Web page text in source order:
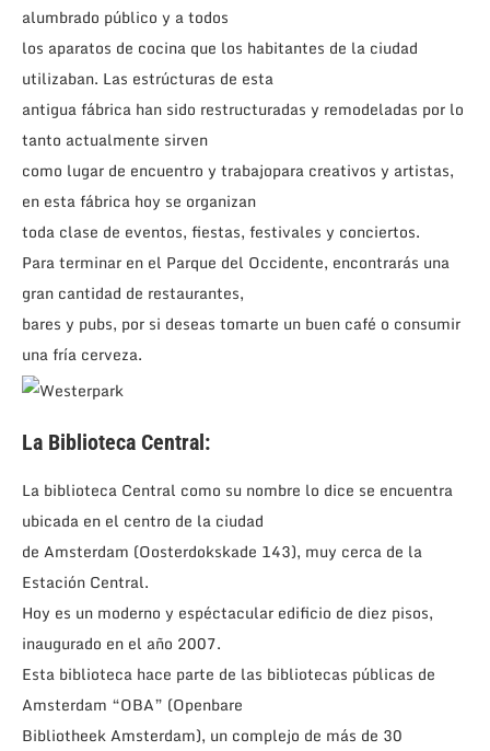
alumbrado público y a todos
los aparatos de cocina que los habitantes de la ciudad
utilizaban. Las estrúcturas de esta
antigua fábrica han sido restructuradas y remodeladas por lo
tanto actualmente sirven
como lugar de encuentro y trabajopara creativos y artistas,
en esta fábrica hoy se organizan
toda clase de eventos, fiestas, festivales y conciertos.
Para terminar en el Parque del Occidente, encontrarás una
gran cantidad de restaurantes,
bares y pubs, por si deseas tomarte un buen café o consumir
una fría cerveza.
La Biblioteca Central:
La biblioteca Central como su nombre lo dice se encuentra
ubicada en el centro de la ciudad
de Amsterdam (Oosterdokskade 143), muy cerca de la
Estación Central.
Hoy es un moderno y espéctacular edificio de diez pisos,
inaugurado en el año 2007.
Esta biblioteca hace parte de las bibliotecas públicas de
Amsterdam “OBA” (Openbare
Bibliotheek Amsterdam), un complejo de más de 30